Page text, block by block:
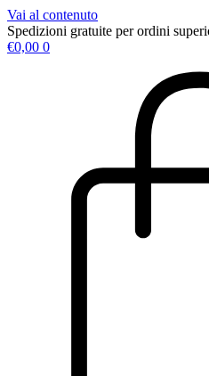
Vai al contenuto
Spedizioni gratuite per ordini
€0,00 0